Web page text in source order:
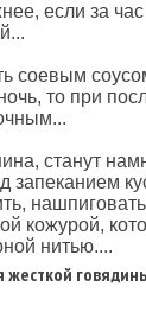
если за час
соевым
то при
станут
запеканием
кожурой,
нитью....